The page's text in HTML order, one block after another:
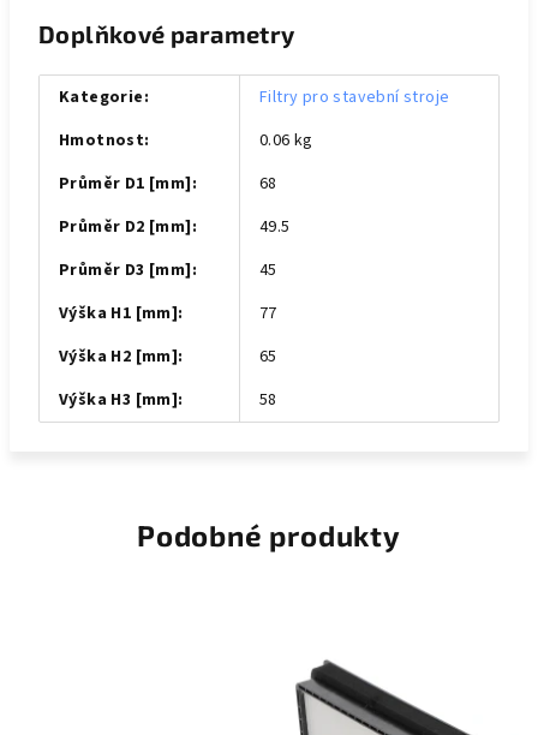
Doplňkové parametry
Kategorie:
Filtry pro stavební stroje
Hmotnost:
0.06 kg
Průměr D1 [mm]:
68
Průměr D2 [mm]:
49.5
Průměr D3 [mm]:
45
Výška H1 [mm]:
77
Výška H2 [mm]:
65
Výška H3 [mm]: 58
Podobné produkty